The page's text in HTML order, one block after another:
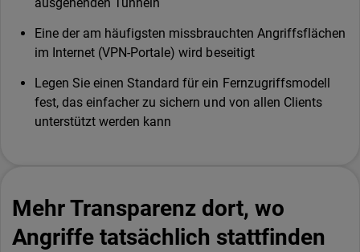
Eine der am häufigsten missbrauchten Angriffsflächen
im Internet (VPN-Portale) wird beseitigt
Legen Sie einen Standard für ein Fernzugriffsmodell
fest, das einfacher zu sichern und von allen Clients
unterstützt werden kann
Mehr Transparenz dort, wo
Angriffe tatsächlich stattfinden